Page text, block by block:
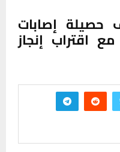
إصابات
اقتراب إنجاز